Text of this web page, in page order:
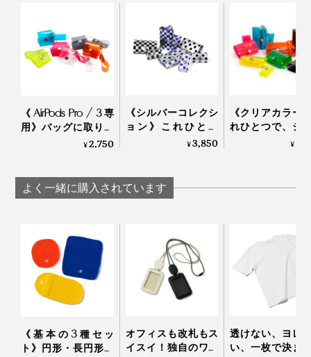
《AirPods Pro / 3専
用》バッグに取り付
け可能なストラップ
の「AirPodsケース」
｜SALLIES
¥2,750
《シルバーコレクシ
ョン》これひとつ
で、ジム・旅行・ア
軽量＆収納力の「ミ
ニ財布」｜SALLIES
¥3,850
《クリアカラー
れひとつで、ジ
旅行・アウト
¥
よく一緒に購入されています
《基本の3種セッ
ト》円形・長円形・
オフィスも改札もス
イスイ！独自のワイ
透けない、ヨレ
い、一枚で決ま